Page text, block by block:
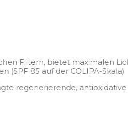
Filtern, bietet maximalen
(SPF 85 auf der COLIPA-Skala)
regenerierende,